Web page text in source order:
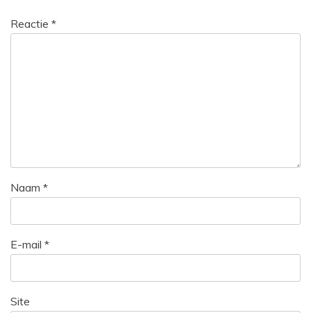
Reactie *
Naam *
E-mail *
Site